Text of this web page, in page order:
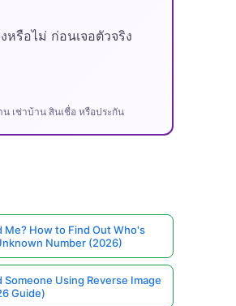
รือไม่ ก่อนเจอตัวจริง
เช่าบ้าน สินเชื่อ หรือประกัน
Me? How to Find Out Who's
Number (2026)
Someone Using Reverse Image
Guide)